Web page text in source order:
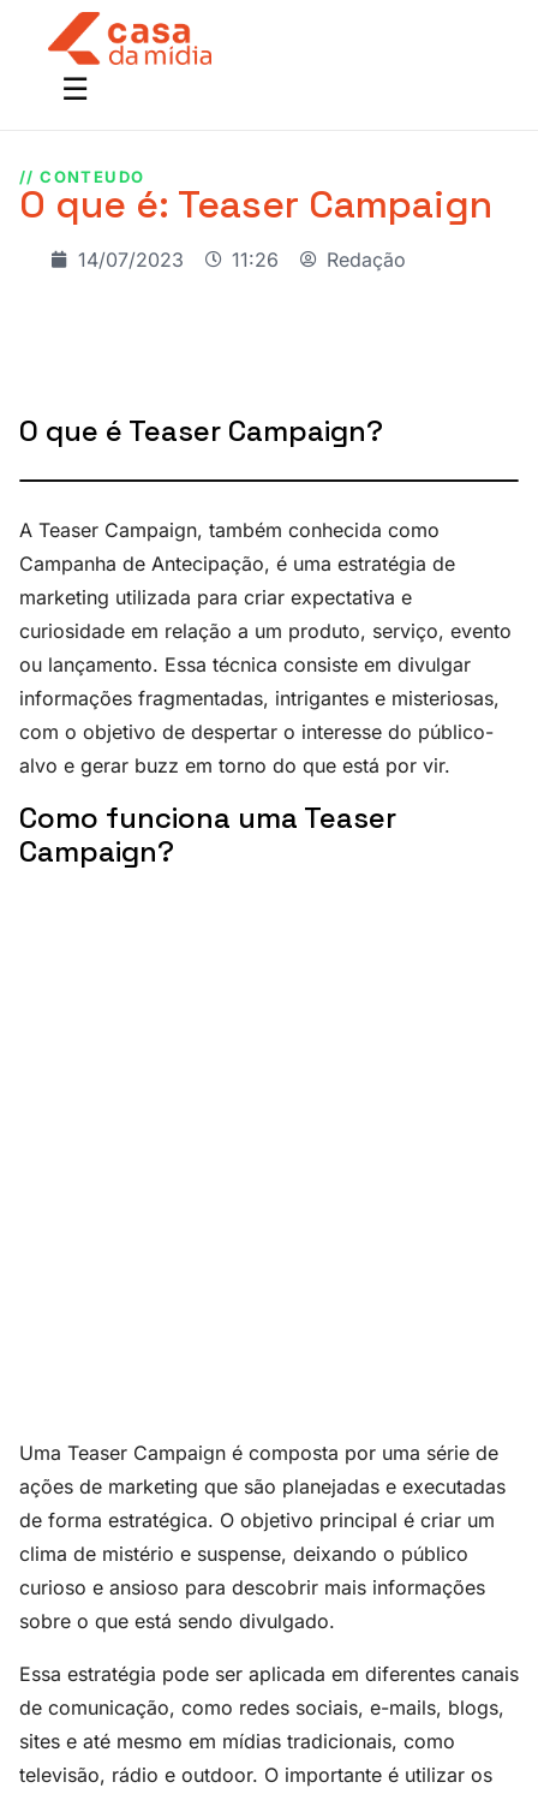
// CONTEUDO
O que é: Teaser Campaign
14/07/2023 11:26 Redação
O que é Teaser Campaign?
A Teaser Campaign, também conhecida como
Campanha de Antecipação, é uma estratégia de
marketing utilizada para criar expectativa e
curiosidade em relação a um produto, serviço, evento
ou lançamento. Essa técnica consiste em divulgar
informações fragmentadas, intrigantes e misteriosas,
com o objetivo de despertar o interesse do público-
alvo e gerar buzz em torno do que está por vir.
Como funciona uma Teaser
Campaign?
Uma Teaser Campaign é composta por uma série de
ações de marketing que são planejadas e executadas
de forma estratégica. O objetivo principal é criar um
clima de mistério e suspense, deixando o público
curioso e ansioso para descobrir mais informações
sobre o que está sendo divulgado.
Essa estratégia pode ser aplicada em diferentes canais
de comunicação, como redes sociais, e-mails, blogs,
sites e até mesmo em mídias tradicionais, como
televisão, rádio e outdoor. O importante é utilizar os